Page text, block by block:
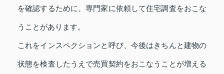
を確認するために、専門家に依頼して住宅調査をおこな
うことがあります。
これをインスペクションと呼び、今後はきちんと建物の
状態を検査したうえで売買契約をおこなうことが増える